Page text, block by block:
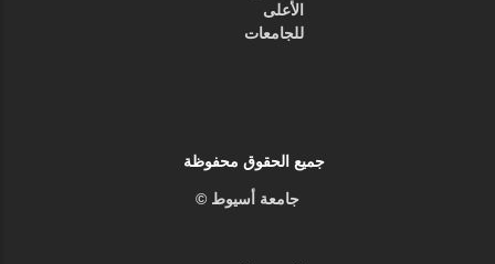
الأعلى
للجامعات
جميع الحقوق محفوظة
جامعة أسيوط ©